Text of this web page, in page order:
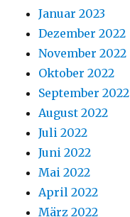
Januar 2023
Dezember 2022
November 2022
Oktober 2022
September 2022
August 2022
Juli 2022
Juni 2022
Mai 2022
April 2022
März 2022